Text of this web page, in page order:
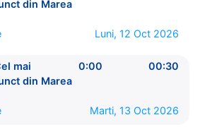
din Marea
Luni, 12 Oct 2026
mai
din Marea
0:00 00:30
Marti, 13 Oct 2026